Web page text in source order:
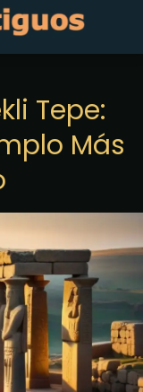
Tepe:
Más